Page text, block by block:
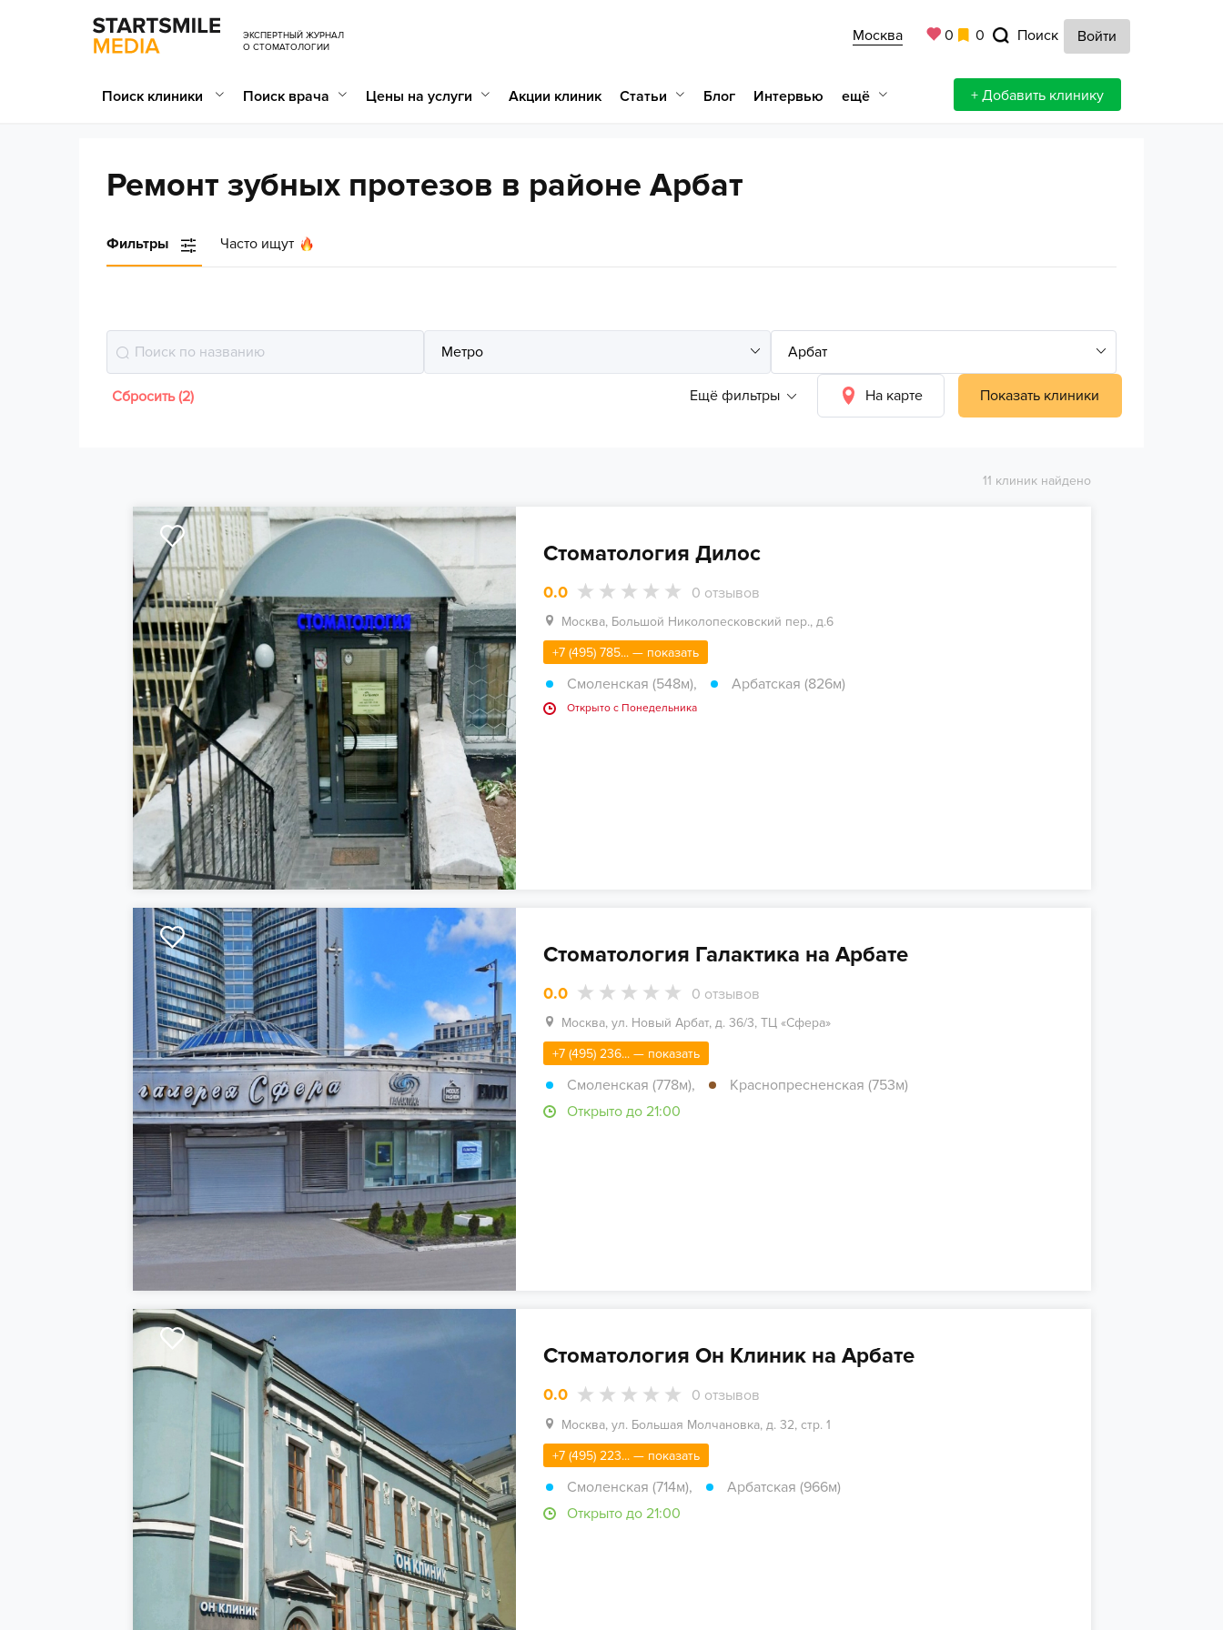
ЭКСПЕРТНЫЙ ЖУРНАЛ
О СТОМАТОЛОГИИ
Москва 0 0 Поиск Войти
Поиск клиники Поиск врача Цены на услуги Акции клиник Статьи Блог Интервью ещё + Добавить клинику
Ремонт зубных протезов в районе Арбат
Фильтры Часто ищут
Ещё фильтры На карте Показать клиники
Сбросить (2)
11 клиник найдено
Стоматология Дилос
0.0 0 отзывов
Москва, Большой Николопесковский пер., д.6
+7 (495) 785... — показать
Смоленская (548м), Арбатская (826м)
Открыто c Понедельника
Стоматология Галактика на Арбате
0.0 0 отзывов
Москва, ул. Новый Арбат, д. 36/3, ТЦ «Сфера»
+7 (495) 236... — показать
Смоленская (778м),
Краснопресненская (753м)
Открыто до 21:00
Стоматология Он Клиник на Арбате
0.0 0 отзывов
Москва, ул. Большая Молчановка, д. 32, стр. 1
+7 (495) 223... — показать
Смоленская (714м),
Арбатская (966м)
Открыто до 21:00